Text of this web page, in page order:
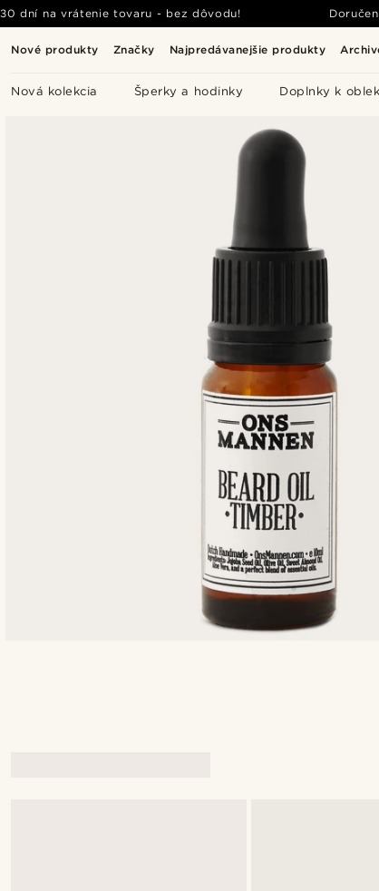
Nové produkty Značky Najpredávanejšie produkty
Nová kolekcia Šperky a hodinky Doplnky k
30 dní na vrátenie tovaru - bez dôvodu!